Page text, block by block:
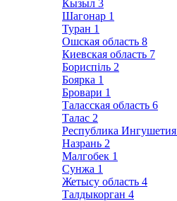
Кызыл 3
Шагонар 1
Туран 1
Ошская область 8
Киевская область 7
Бориспіль 2
Боярка 1
Бровари 1
Таласская область 6
Талас 2
Республика Ингушетия
Назрань 2
Малгобек 1
Сунжа 1
Жетысу область 4
Талдыкорган 4